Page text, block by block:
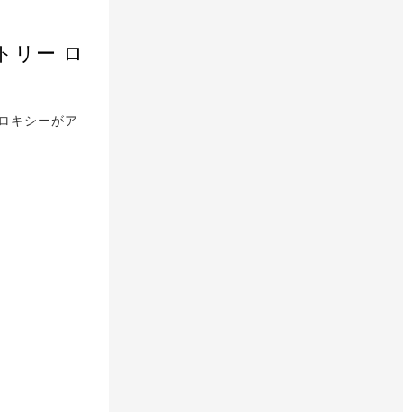
リー ロ
キシーがア